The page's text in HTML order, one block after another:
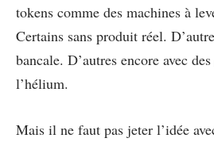
tokens comme des machines à
Certains sans produit réel.
bancale. D’autres encore avec
l’hélium.
Mais il ne faut pas jeter l’idée